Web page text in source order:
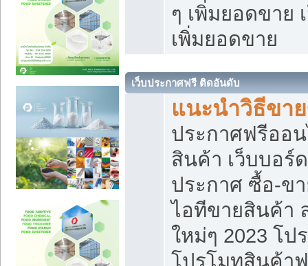
ๆ เพิ่มยอดขาย
เพิ่มยอดขาย
เว็บประกาศฟรี ติดอันดับ
แนะนำวิธีขา
ประกาศฟรีออ
สินค้า เว็บบอร์
ประกาศ ซื้อ-ข
ไอทีขายสินค้า
ใหม่ๆ 2023 โป
โปรโมทสินค้า